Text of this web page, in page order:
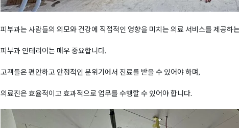
피부과는 사람들의 외모와 건강에 직접적인 영향을 미치는 의료 서비스를 제공하
피부과 인테리어는 매우 중요합니다.
고객들은 편안하고 안정적인 분위기에서 진료를 받을 수 있어야 하며,
의료진은 효율적이고 효과적으로 업무를 수행할 수 있어야 합니다.